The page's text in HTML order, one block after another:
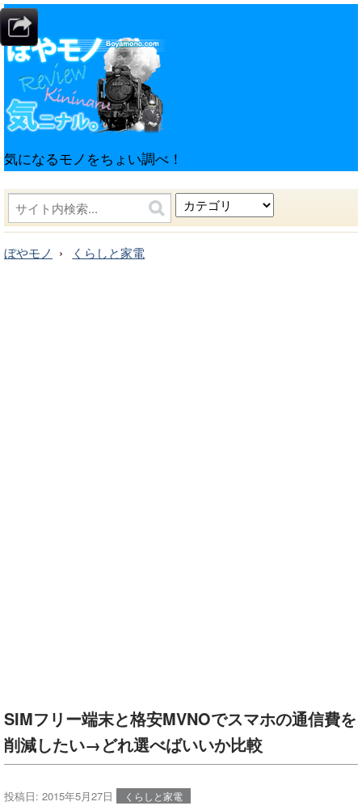
気になるモノをちょい調べ！
ぼやモノ くらしと家電
SIMフリー端末と格安MVNOでスマホの通信費を
削減したい→どれ選べばいいか比較
投稿日: 2015年5月27日 くらしと家電